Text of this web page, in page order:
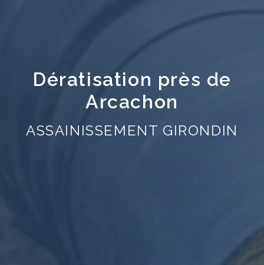
Dératisation près de
Arcachon
ASSAINISSEMENT GIRONDIN